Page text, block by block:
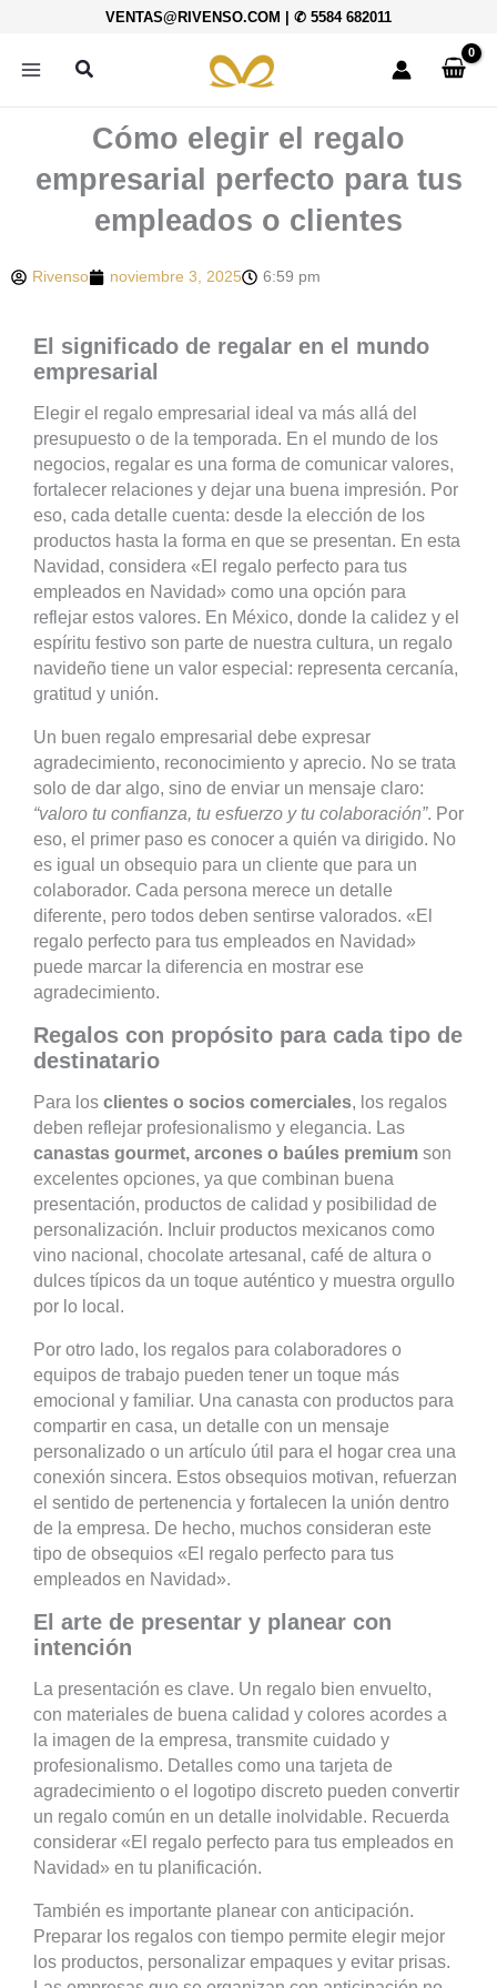
contenido
VENTAS@RIVENSO.COM | ✆ 5584 682011
Buscar
Cómo elegir el regalo
empresarial perfecto para tus
empleados o clientes
Rivenso noviembre 3, 2025 6:59 pm
El significado de regalar en el mundo
empresarial
Elegir el regalo empresarial ideal va más allá del
presupuesto o de la temporada. En el mundo de los
negocios, regalar es una forma de comunicar valores,
fortalecer relaciones y dejar una buena impresión. Por
eso, cada detalle cuenta: desde la elección de los
productos hasta la forma en que se presentan. En esta
Navidad, considera «El regalo perfecto para tus
empleados en Navidad» como una opción para
reflejar estos valores. En México, donde la calidez y el
espíritu festivo son parte de nuestra cultura, un regalo
navideño tiene un valor especial: representa cercanía,
gratitud y unión.
Un buen regalo empresarial debe expresar
agradecimiento, reconocimiento y aprecio. No se trata
solo de dar algo, sino de enviar un mensaje claro:
“valoro tu confianza, tu esfuerzo y tu colaboración”. Por
eso, el primer paso es conocer a quién va dirigido. No
es igual un obsequio para un cliente que para un
colaborador. Cada persona merece un detalle
diferente, pero todos deben sentirse valorados. «El
regalo perfecto para tus empleados en Navidad»
puede marcar la diferencia en mostrar ese
agradecimiento.
Regalos con propósito para cada tipo de
destinatario
Para los clientes o socios comerciales, los regalos
deben reflejar profesionalismo y elegancia. Las
canastas gourmet, arcones o baúles premium son
excelentes opciones, ya que combinan buena
presentación, productos de calidad y posibilidad de
personalización. Incluir productos mexicanos como
vino nacional, chocolate artesanal, café de altura o
dulces típicos da un toque auténtico y muestra orgullo
por lo local.
Por otro lado, los regalos para colaboradores o
equipos de trabajo pueden tener un toque más
emocional y familiar. Una canasta con productos para
compartir en casa, un detalle con un mensaje
personalizado o un artículo útil para el hogar crea una
conexión sincera. Estos obsequios motivan, refuerzan
el sentido de pertenencia y fortalecen la unión dentro
de la empresa. De hecho, muchos consideran este
tipo de obsequios «El regalo perfecto para tus
empleados en Navidad».
El arte de presentar y planear con
intención
La presentación es clave. Un regalo bien envuelto,
con materiales de buena calidad y colores acordes a
la imagen de la empresa, transmite cuidado y
profesionalismo. Detalles como una tarjeta de
agradecimiento o el logotipo discreto pueden convertir
un regalo común en un detalle inolvidable. Recuerda
considerar «El regalo perfecto para tus empleados en
Navidad» en tu planificación.
También es importante planear con anticipación.
Preparar los regalos con tiempo permite elegir mejor
los productos, personalizar empaques y evitar prisas.